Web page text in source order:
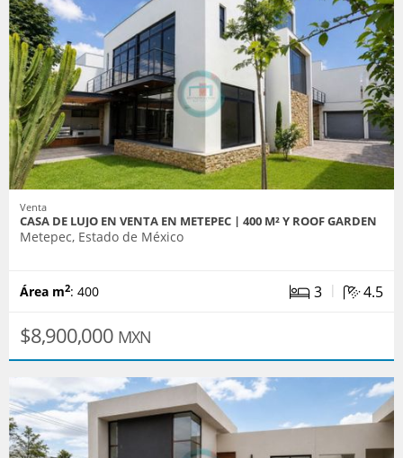
Venta
CASA DE LUJO EN VENTA EN METEPEC | 400 M² Y ROOF GARDEN
Metepec, Estado de México
Área m2: 400 3 | 4.5
$8,900,000 MXN